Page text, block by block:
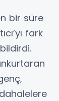
bir süre
fark